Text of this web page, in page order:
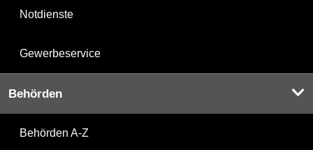
Notdienste
Gewerbeservice
Behörden
Behörden A-Z